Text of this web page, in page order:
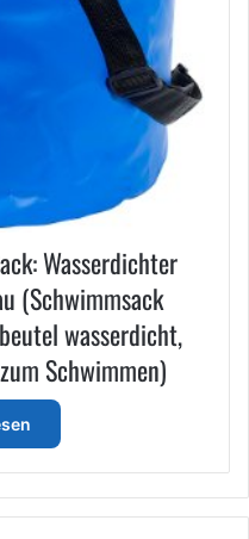
Wasserdichter
(Schwimmsack
wasserdicht,
Schwimmen)